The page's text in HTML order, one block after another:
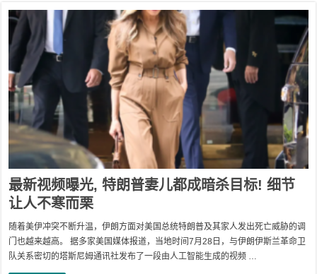
最新视频曝光, 特朗普妻儿都成暗杀目标! 细节
让人不寒而栗
随着美伊冲突不断升温，伊朗方面对美国总统特朗普及其家人发出死亡威胁的调
门也越来越高。 据多家美国媒体报道，当地时间7月28日，与伊朗伊斯兰革命卫
队关系密切的塔斯尼姆通讯社发布了一段由人工智能生成的视频 …